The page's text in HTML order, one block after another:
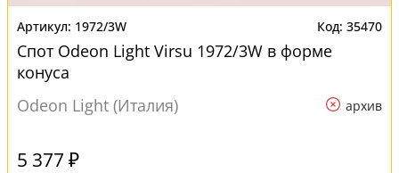
1972/3W 35470
Спот Odeon Light Virsu 1972/3W в форме
конуса
Odeon Light (Италия)
архив
5 377 ₽